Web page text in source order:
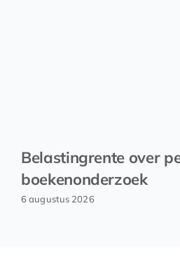
Belastingrente over
boekenonderzoek
6 augustus 2026